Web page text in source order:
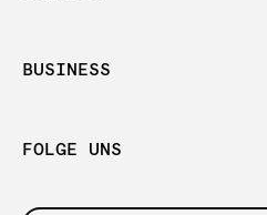
BUSINESS
FOLGE UNS